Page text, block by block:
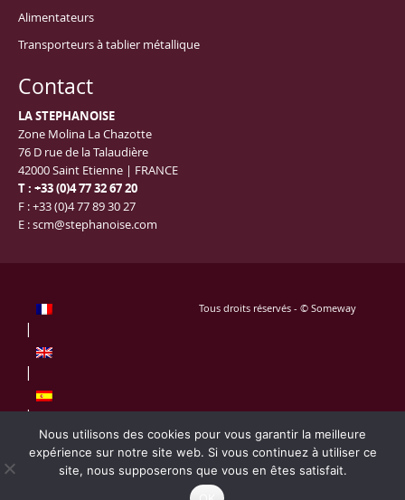
Alimentateurs
Transporteurs à tablier métallique
Contact
LA STEPHANOISE
Zone Molina La Chazotte
76 D rue de la Talaudière
42000 Saint Etienne | FRANCE
T : +33 (0)4 77 32 67 20
F : +33 (0)4 77 89 30 27
E :scm@stephanoise.com
Mentions légales
Tous droits réservés - © Someway
Nous utilisons des cookies pour vous garantir la meilleure
expérience sur notre site web. Si vous continuez à utiliser ce
site, nous supposerons que vous en êtes satisfait.